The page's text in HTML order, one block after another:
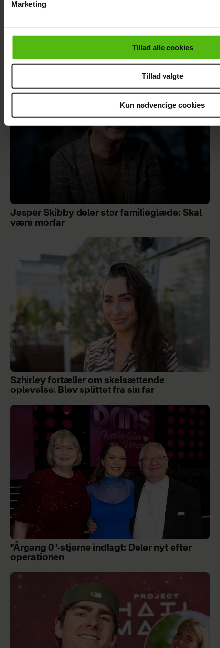
cookiepolitik.
Marketing
Tillad alle cookies
Tillad valgte
Kun nødvendige cookies
var det at kysse en
Jesper Skibby deler stor familieglæde: Skal
være morfar
Szhirley fortæller om skelsættende
oplevelse: Blev splittet fra sin far
"Årgang 0"-stjerne indlagt: Deler nyt efter
operationen